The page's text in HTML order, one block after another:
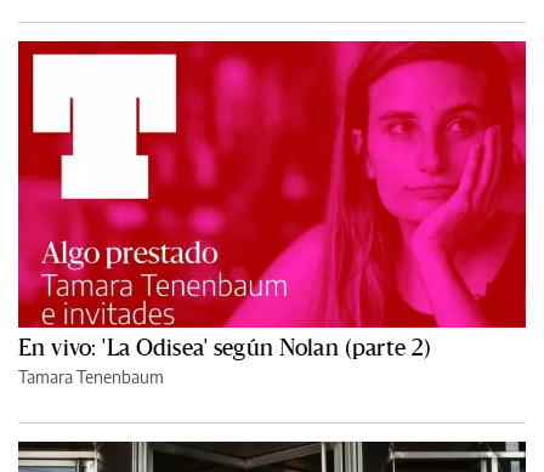
En vivo: 'La Odisea' según Nolan (parte 2)
Tamara Tenenbaum